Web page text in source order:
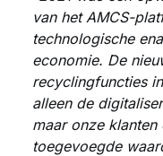
van het AMCS-
technologische
economie. De
recyclingfuncties
alleen de
maar onze
toegevoegde